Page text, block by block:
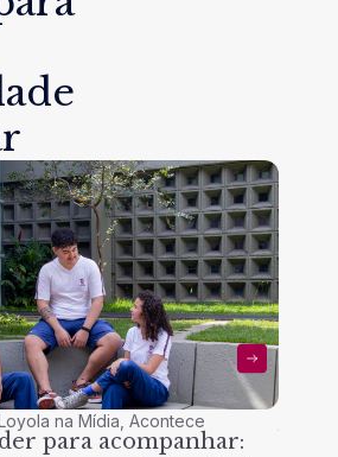
na Mídia ,Acontece
para acompanhar: